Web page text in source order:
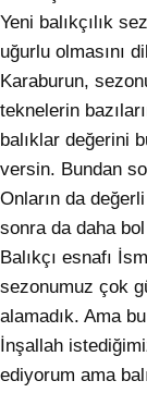
Yeni balıkçılık
uğurlu olmasını
Karaburun,
teknelerin
balıklar değerini
versin. Bundan
Onların da
sonra da daha
Balıkçı esnafı
sezonumuz çok
alamadık. Ama
İnşallah
ediyorum ama